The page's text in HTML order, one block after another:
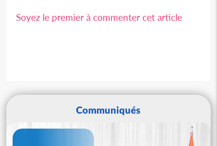
Soyez le premier à commenter cet article
Communiqués